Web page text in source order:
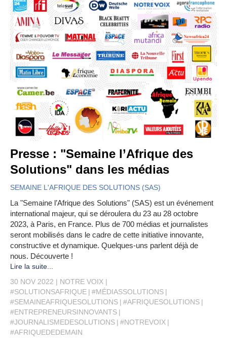
Presse : "Semaine l’Afrique des
Solutions" dans les médias
SEMAINE L'AFRIQUE DES SOLUTIONS (SAS)
La "Semaine l’Afrique des Solutions" (SAS) est un événement
international majeur, qui se déroulera du 23 au 28 octobre
2023, à Paris, en France. Plus de 700 médias et journalistes
seront mobilisés dans le cadre de cette initiative innovante,
constructive et dynamique. Quelques-uns parlent déjà de
nous. Découverte !
Lire la suite...
30 NOV 2022
NOTRE VOIX
#SOLUTIONSAFRIQUE
#MÉDIASSOLUTIONS
#SEMAINEAFRIQUESOLUTIONS
#AFRIQUESOLUTIONS
#ENTREPRENEURSINNOVANTS
#JOURNALISMEDESOLUTIONS
#NOTREVOIX
#AFRIQUEDEDEMAIN